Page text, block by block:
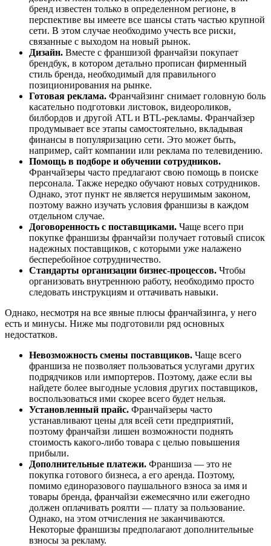
бренд известен только в определенном регионе, в
перспективе вы имеете все шансы стать частью крупной
сети. В этом случае необходимо учесть все риски,
связанные с выходом на новый рынок.
Дизайн. Вместе с франшизой франчайзи покупает
брендбук, в котором детально прописан фирменный
стиль бренда, необходимый для правильного
позиционирования на рынке.
Готовая реклама. Франчайзинг снимает головную боль
касательно подготовки листовок, видеороликов,
билбордов и другой ATL и BTL-рекламы. Франчайзер
продумывает все этапы самостоятельно, вкладывая
финансы в популяризацию сети. Это может быть,
например, сайт компании или реклама по телевидению.
Помощь в подборе и обучении сотрудников.
Франчайзеры часто предлагают свою помощь в поиске
персонала. Также нередко обучают новых сотрудников.
Однако, этот пункт не является нерушимым законом,
поэтому важно изучать условия франшизы в каждом
отдельном случае.
Договоренность с поставщиками. Чаще всего при
покупке франшизы франчайзи получает готовый список
надежных поставщиков, с которыми уже налажено
бесперебойное сотрудничество.
Стандарты организации бизнес-процессов. Чтобы
организовать внутреннюю работу, необходимо просто
следовать инструкциям и оттачивать навыки.
Однако, несмотря на все явные плюсы франчайзинга, у него
есть и минусы. Ниже мы подготовили ряд основных
недостатков.
Невозможность смены поставщиков. Чаще всего
франшиза не позволяет пользоваться услугами других
подрядчиков или импортеров. Поэтому, даже если вы
найдете более выгодные условия других поставщиков,
воспользоваться ими скорее всего будет нельзя.
Установленный прайс. Франчайзеры часто
устанавливают цены для всей сети предприятий,
поэтому франчайзи лишен возможности поднять
стоимость какого-либо товара с целью повышения
прибыли.
Дополнительные платежи. Франшиза — это не
покупка готового бизнеса, а его аренда. Поэтому,
помимо единоразового паушального взноса за имя и
товары бренда, франчайзи ежемесячно или ежегодно
должен оплачивать роялти — плату за пользование.
Однако, на этом отчисления не заканчиваются.
Некоторые франшизы предполагают дополнительные
взносы за рекламу.